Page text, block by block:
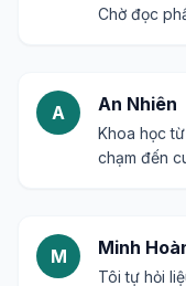
Chờ đọc
A An Nhiên
Khoa học
chạm đến
M Minh
Tôi tự hỏi